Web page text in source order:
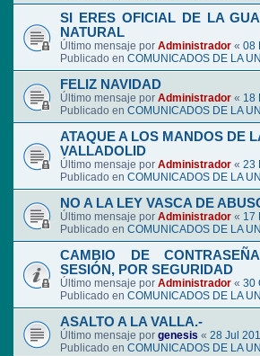
SI ERES OFICIAL DE LA
NATURAL
Último mensaje por Administrador « 08
Publicado en COMUNICADOS DE LA
FELIZ NAVIDAD
Último mensaje por Administrador « 18
Publicado en COMUNICADOS DE LA
ATAQUE A LOS MANDOS DE
VALLADOLID
Último mensaje por Administrador « 23
Publicado en COMUNICADOS DE LA
NO A LA LEY VASCA DE
Último mensaje por Administrador « 17
Publicado en COMUNICADOS DE LA
CAMBIO DE
SESIÓN, POR SEGURIDAD
Último mensaje por Administrador « 30
Publicado en COMUNICADOS DE LA
ASALTO A LA VALLA.-
Último mensaje por genesis « 28 Jul
Publicado en COMUNICADOS DE LA